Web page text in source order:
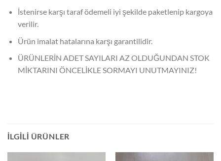
İstenirse karşı taraf ödemeli iyi şekilde paketlenip kargoya
verilir.
Ürün imalat hatalarına karşı garantilidir.
ÜRÜNLERİN ADET SAYILARI AZ OLDUĞUNDAN STOK
MİKTARINI ÖNCELİKLE SORMAYI UNUTMAYINIZ!
İLGILI ÜRÜNLER